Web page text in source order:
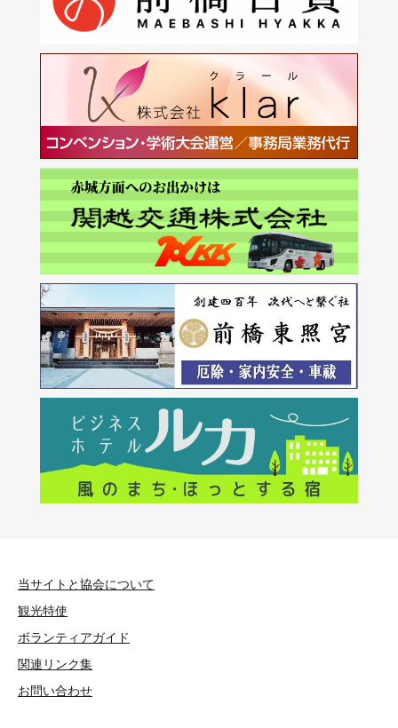
当サイトと協会について
観光特使
ボランティアガイド
関連リンク集
お問い合わせ